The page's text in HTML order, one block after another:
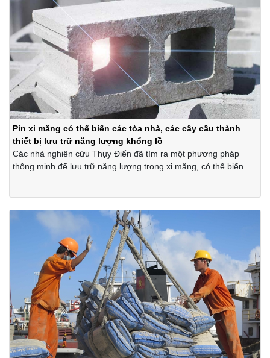
Pin xi măng có thể biến các tòa nhà, các cây cầu thành
thiết bị lưu trữ năng lượng khổng lồ
Các nhà nghiên cứu Thụy Điển đã tìm ra một phương pháp
thông minh để lưu trữ năng lượng trong xi măng, có thể biến